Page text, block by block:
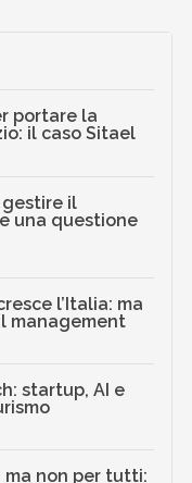
portare la
il caso Sitael
gestire il
una questione
l’Italia: ma
management
startup, AI e
ma non per tutti: